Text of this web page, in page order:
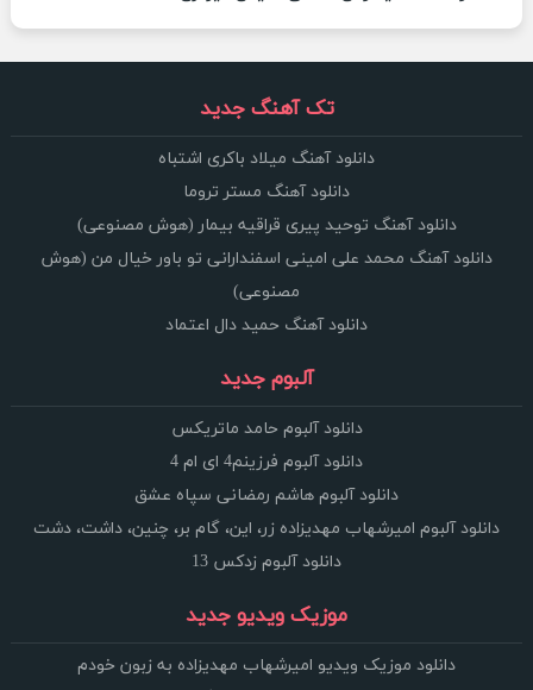
تک آهنگ جدید
دانلود آهنگ میلاد باکری اشتباه
دانلود آهنگ مستر تروما
دانلود آهنگ توحید پیری قراقیه بیمار (هوش مصنوعی)
دانلود آهنگ محمد علی امینی اسفندارانی تو باور خیال من (هوش
مصنوعی)
دانلود آهنگ حمید دال اعتماد
آلبوم جدید
دانلود آلبوم حامد ماتریکس
دانلود آلبوم فرزینم4 ای ام 4
دانلود آلبوم هاشم رمضانی سپاه عشق
دانلود آلبوم امیرشهاب مهدیزاده زر، این، گام بر، چنین، داشت، دشت
دانلود آلبوم زدکس 13
موزیک ویدیو جدید
دانلود موزیک ویدیو امیرشهاب مهدیزاده به زبون خودم